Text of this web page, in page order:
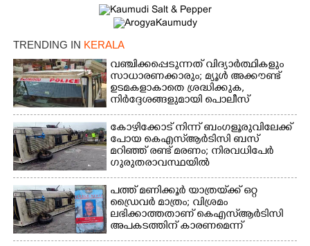
TRENDING IN KERALA
വഞ്ചിക്കപ്പെടുന്നത് വിദ്യാർത്ഥികളും
സാധാരണക്കാരും; മ്യൂൾ അക്കൗണ്ട്
ഉടമകളാകാതെ ശ്രദ്ധിക്കുക,
നിർദ്ദേശങ്ങളുമായി പൊലീസ്
കോഴിക്കോട് നിന്ന് ബംഗളൂരുവിലേക്ക്
പോയ കെഎസ്‌ആർടിസി ബസ്
മറിഞ്ഞ് രണ്ട് മരണം; നിരവധിപേർ
ഗുരുതരാവസ്ഥയിൽ
പത്ത് മണിക്കൂർ യാത്രയ്‌ക്ക് ഒറ്റ
ഡ്രൈവർ മാത്രം; വിശ്രമം
ലഭിക്കാത്തതാണ് കെഎസ്‌ആർടിസി
അപകടത്തിന് കാരണമെന്ന്
വിമർശനം